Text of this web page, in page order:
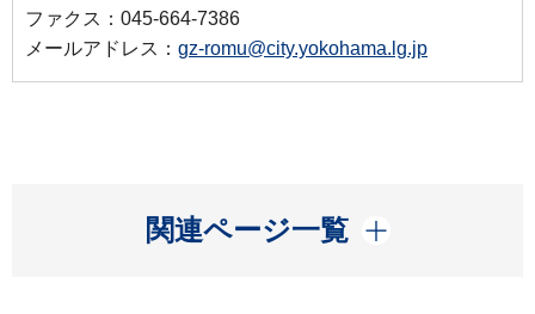
ファクス：045-664-7386
メールアドレス： gz-romu@city.yokohama.lg.jp
関連ページ一覧
開く